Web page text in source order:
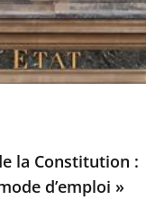
la Constitution :
d’emploi »